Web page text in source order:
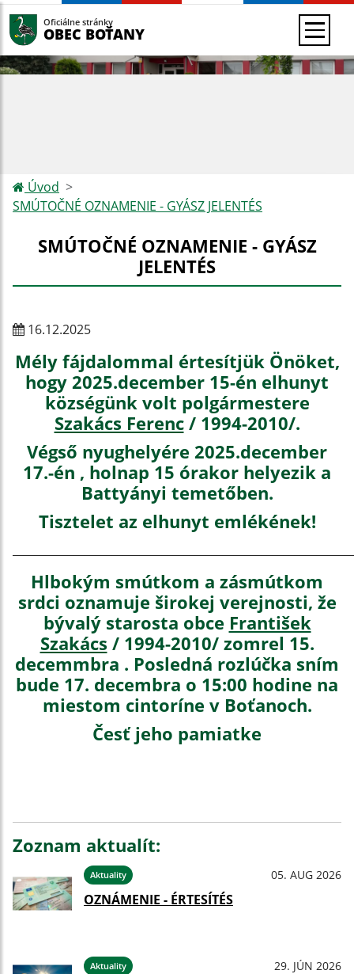
Oficiálne stránky
OBEC BOŤANY
Úvod
SMÚTOČNÉ OZNAMENIE - GYÁSZ JELENTÉS
SMÚTOČNÉ OZNAMENIE - GYÁSZ
JELENTÉS
16.12.2025
Mély fájdalommal értesítjük Önöket,
hogy 2025.december 15-én elhunyt
községünk volt polgármestere
Szakács Ferenc/ 1994-2010/.
Végső nyughelyére 2025.december
17.-én , holnap 15 órakor helyezik a
Battyányi temetőben.
Tisztelet az elhunyt emlékének!
Hlbokým smútkom a zásmútkom
srdci oznamuje širokej verejnosti, že
bývalý starosta obce František
Szakács / 1994-2010/ zomrel 15.
decemmbra . Posledná rozlúčka sním
bude 17. decembra o 15:00 hodine na
miestom cintoríne v Boťanoch.
Česť jeho pamiatke
Zoznam aktualít:
Aktuality 05. AUG 2026
OZNÁMENIE - ÉRTESÍTÉS
Aktuality 29. JÚN 2026